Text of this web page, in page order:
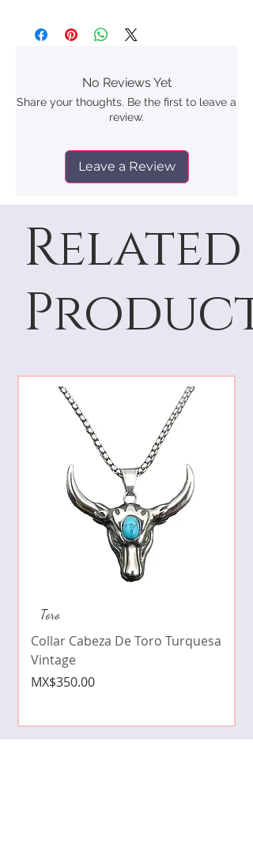
No Reviews Yet
Share your thoughts. Be the first to leave a
review.
Leave a Review
Related
Products
Toro
Collar Cabeza De Toro Turquesa
Vintage
Price
MX$350.00